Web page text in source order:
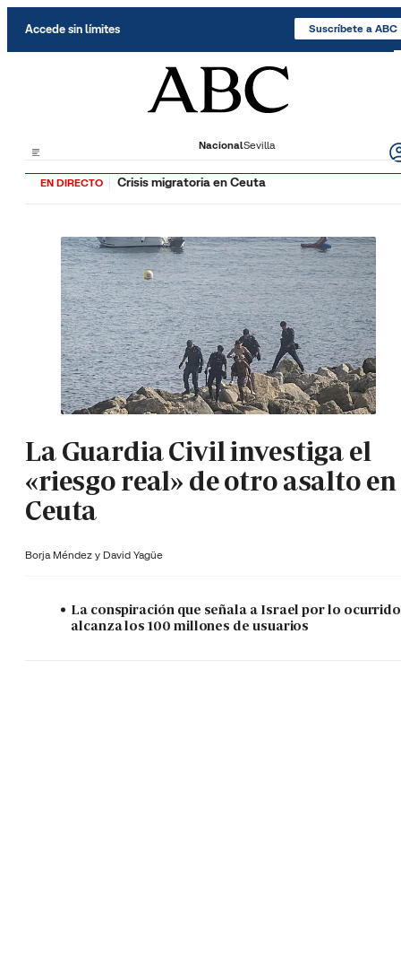
Accede sin límites Suscríbete a ABC
NacionalSevilla
EN DIRECTO Crisis migratoria en Ceuta
La Guardia Civil investiga el
«riesgo real» de otro asalto en
Ceuta
Borja Méndez y David Yagüe
La conspiración que señala a Israel por lo ocurrido
alcanza los 100 millones de usuarios